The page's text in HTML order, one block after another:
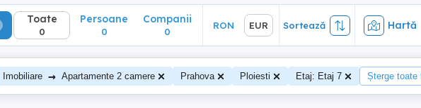
Toate
0
Persoane
0
Companii
0
RON EUR Sortează Hartă
Imobiliare → Apartamente 2 camere Prahova Ploiesti Etaj: Etaj 7 Șterge toate